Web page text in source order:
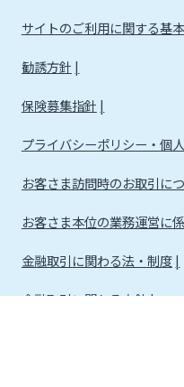
サイトのご利用に関する基
勧誘方針
保険募集指針
プライバシーポリシー・個
お客さま訪問時のお取引に
お客さま本位の業務運営に
金融取引に関わる法・制度
金融取引に関わる方針